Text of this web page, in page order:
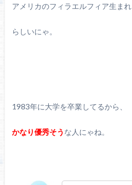
アメリカのフィラエルフィア生まれ
らしいにゃ。
1983年に大学を卒業してるから、
かなり優秀そう な人にゃね。